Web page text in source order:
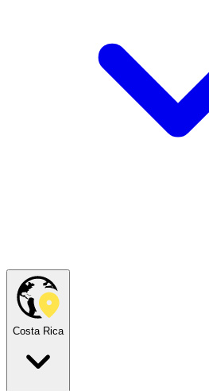
Costa Rica